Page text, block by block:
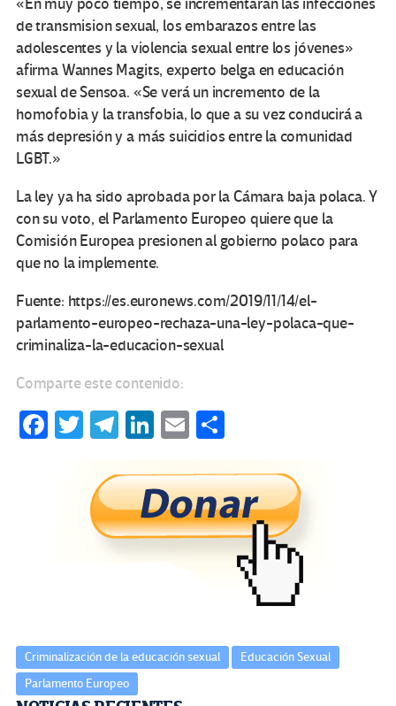
«En muy poco tiempo, se incrementarán las infecciones
de transmision sexual, los embarazos entre las
adolescentes y la violencia sexual entre los jóvenes»
afirma Wannes Magits, experto belga en educación
sexual de Sensoa. «Se verá un incremento de la
homofobia y la transfobia, lo que a su vez conducirá a
más depresión y a más suicidios entre la comunidad
LGBT.»
La ley ya ha sido aprobada por la Cámara baja polaca. Y
con su voto, el Parlamento Europeo quiere que la
Comisión Europea presionen al gobierno polaco para
que no la implemente.
Fuente: https://es.euronews.com/2019/11/14/el-
parlamento-europeo-rechaza-una-ley-polaca-que-
criminaliza-la-educacion-sexual
Comparte este contenido:
Fa T
tt
er
Te
gr
a
m
Li
ke
dI
n
E
ail m
p
ar
tir
Criminalización de la educación sexual
Educación Sexual
Parlamento Europeo